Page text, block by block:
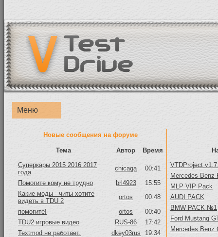
Меню
Новые сообщения на форуме
Тема Автор
Время
Суперкары 2015 2016 2017
года
chicaga
00:41
Помогите кому не трудно
brl4923
15:55
Какие моды - читы хотите
видеть в TDU 2
ortos
00:48
помогите!
ortos
00:40
TDU2 игровые видео
RUS-86
17:42
Textmod не работает.
dkey03rus
19:34
VTDProject
Mercedes Benz
MLP VIP Pack
AUDI PACK
BMW PACK №1
Ford Mustang
Mercedes Benz